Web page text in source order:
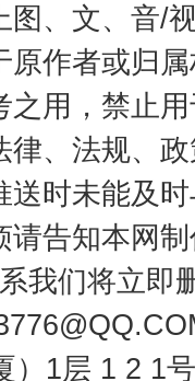
图、文、音/
原作者或归
之用，禁止
律、法规、
送时未能及
请告知本网
我们将立即
）1层 1 2 1